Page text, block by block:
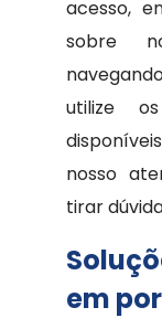
acesso,
sobre
utilize
nosso
tirar
em